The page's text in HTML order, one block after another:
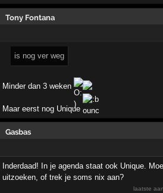
Tony Fontana
is nog ver weg
Minder dan 3 weken
Maar eerst nog Unique
Gasbas
Inderdaad! In je agenda staat ook Unique.
uitzoeken, of trek je soms nix aan?
laatste